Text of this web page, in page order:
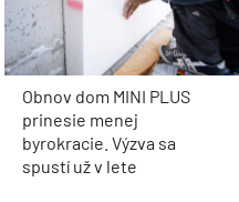
Obnov dom MINI PLUS
prinesie menej
byrokracie. Výzva sa
spustí už v lete